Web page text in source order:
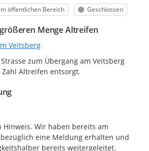
öffentlichen Bereich Status
Geschlossen
Menge Altreifen
Veitsberg
zum Übergang am Veitsberg
Altreifen entsorgt.
Erstellens
Hinweis. Wir haben bereits am
eine Meldung erhalten und
bereits weitergeleitet.